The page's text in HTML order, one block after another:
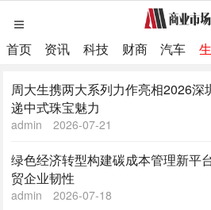
首页 资讯 科技 财商 汽车
周大生携两大系列力作亮相2026深
递中式珠宝魅力
admin 2026-07-21
绿色经济转型构建碳成本管理新平
贸企业韧性
admin 2026-07-18